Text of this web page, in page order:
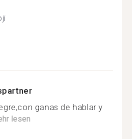
ganas de hablar y
lesen